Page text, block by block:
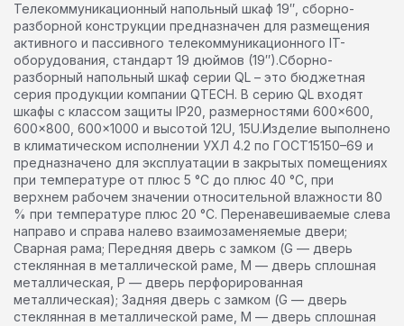
Телекоммуникационный напольный шкаф 19″, сборно-
разборной конструкции предназначен для размещения
активного и пассивного телекоммуникационного IT-
оборудования, стандарт 19 дюймов (19″).Сборно-
разборный напольный шкаф серии QL – это бюджетная
серия продукции компании QTECH. В серию QL входят
шкафы с классом защиты IP20, размерностями 600×600,
600×800, 600×1000 и высотой 12U, 15U.Изделие выполнено
в климатическом исполнении УХЛ 4.2 по ГОСТ15150–69 и
предназначено для эксплуатации в закрытых помещениях
при температуре от плюс 5 °С до плюс 40 °С, при
верхнем рабочем значении относительной влажности 80
% при температуре плюс 20 °С. Перенавешиваемые слева
направо и справа налево взаимозаменяемые двери;
Сварная рама; Передняя дверь с замком (G — дверь
стеклянная в металлической раме, M — дверь сплошная
металлическая, P — дверь перфорированная
металлическая); Задняя дверь с замком (G — дверь
стеклянная в металлической раме, M — дверь сплошная